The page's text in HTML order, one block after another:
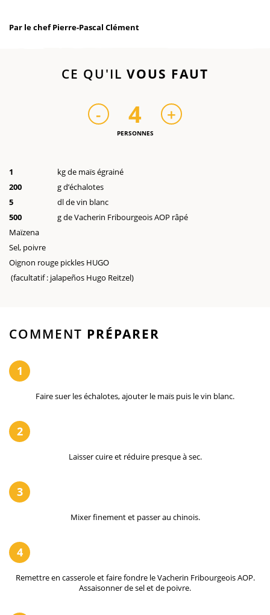
Par le chef Pierre-Pascal Clément
CE QU'IL VOUS FAUT
- 4 +
PERSONNES
1
kg de maïs égrainé
200
g d’échalotes
5
dl de vin blanc
500
g de Vacherin Fribourgeois AOP râpé
Maïzena
Sel, poivre
Oignon rouge pickles HUGO
(facultatif : jalapeños Hugo Reitzel)
COMMENT PRÉPARER
1
Faire suer les échalotes, ajouter le maïs puis le vin blanc.
2
Laisser cuire et réduire presque à sec.
3
Mixer finement et passer au chinois.
4
Remettre en casserole et faire fondre le Vacherin Fribourgeois AOP.
Assaisonner de sel et de poivre.